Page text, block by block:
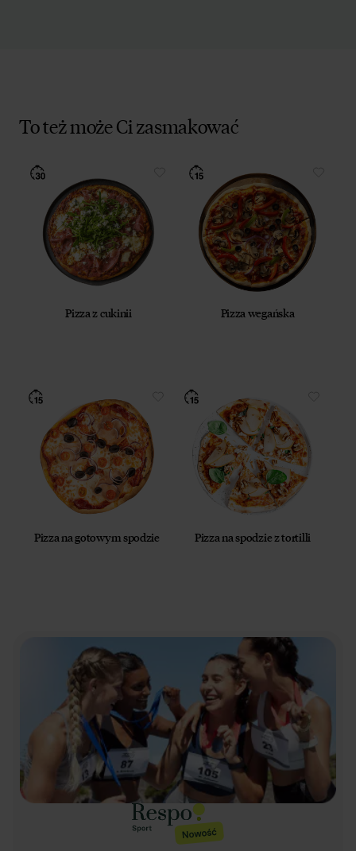
To też może Ci zasmakować
Pizza z cukinii Pizza wegańska
Pizza na gotowym spodzie Pizza na spodzie z tortilli